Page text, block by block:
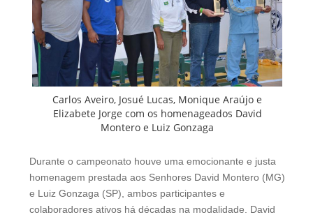
Carlos Aveiro, Josué Lucas, Monique Araújo e
Elizabete Jorge com os homenageados David
Montero e Luiz Gonzaga
Durante o campeonato houve uma emocionante e justa
homenagem prestada aos Senhores David Montero (MG)
e Luiz Gonzaga (SP), ambos participantes e
colaboradores ativos há décadas na modalidade. David